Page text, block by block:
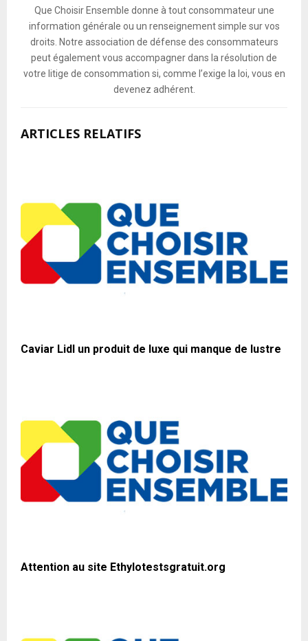
Que Choisir Ensemble donne à tout consommateur une
information générale ou un renseignement simple sur vos
droits. Notre association de défense des consommateurs
peut également vous accompagner dans la résolution de
votre litige de consommation si, comme l’exige la loi, vous en
devenez adhérent.
ARTICLES RELATIFS
Caviar Lidl un produit de luxe qui manque de lustre
Attention au site Ethylotestsgratuit.org